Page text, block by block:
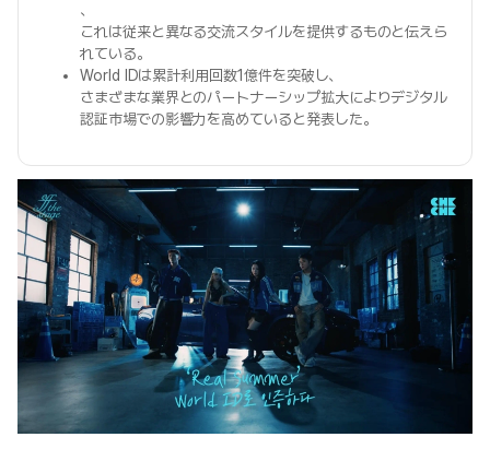
、
これは従来と異なる交流スタイルを提供するものと伝えら
れている。
World IDは累計利用回数1億件を突破し、
さまざまな業界とのパートナーシップ拡大によりデジタル
認証市場での影響力を高めていると発表した。